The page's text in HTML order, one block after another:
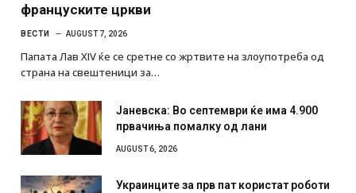
француските цркви
ВЕСТИ AUGUST 7, 2026
Папата Лав XIV ќе се сретне со жртвите на злоупотреба од
страна на свештеници за…
Јаневска: Во септември ќе има 4.900
првачиња помалку од лани
AUGUST 6, 2026
Украинците за прв пат користат роботи